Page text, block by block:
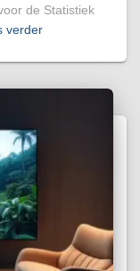
de Statistiek
verder